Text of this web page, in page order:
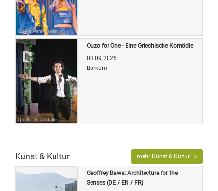
Quelle: Veranstalter
Quelle: Veranstalter
Ouzo for One - Eine Griechische Komödie
03.09.2026
Borkum
Kunst & Kultur mehr Kunst & Kultur
Geoffrey Bawa: Architecture for the
Senses (DE / EN / FR)